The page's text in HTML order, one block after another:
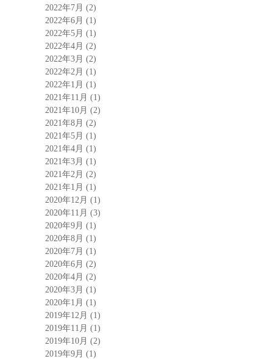
2022年7月 (2)
2022年6月 (1)
2022年5月 (1)
2022年4月 (2)
2022年3月 (2)
2022年2月 (1)
2022年1月 (1)
2021年11月 (1)
2021年10月 (2)
2021年8月 (2)
2021年5月 (1)
2021年4月 (1)
2021年3月 (1)
2021年2月 (2)
2021年1月 (1)
2020年12月 (1)
2020年11月 (3)
2020年9月 (1)
2020年8月 (1)
2020年7月 (1)
2020年6月 (2)
2020年4月 (2)
2020年3月 (1)
2020年1月 (1)
2019年12月 (1)
2019年11月 (1)
2019年10月 (2)
2019年9月 (1)